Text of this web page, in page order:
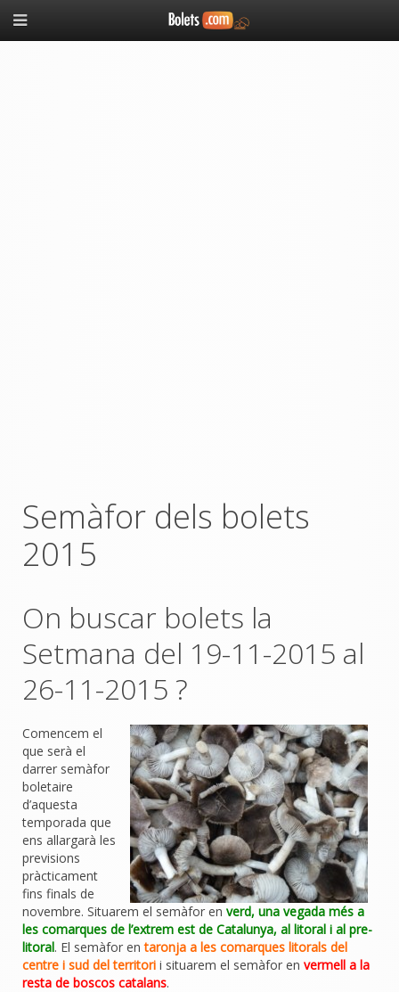
Semàfor dels bolets
2015
On buscar bolets la
Setmana del 19-11-2015 al
26-11-2015 ?
Comencem el
que serà el
darrer semàfor
boletaire
d’aquesta
temporada que
ens allargarà les
previsions
pràcticament
fins finals de
novembre. Situarem el semàfor en verd, una vegada més a
les comarques de l’extrem est de Catalunya, al litoral i al pre-
litoral. El semàfor entaronja a les comarques litorals del
centre i sud del territori i situarem el semàfor en vermell a la
resta de boscos catalans.